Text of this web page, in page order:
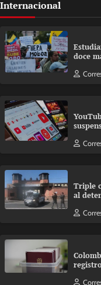
Internacional
doce
Triple
al